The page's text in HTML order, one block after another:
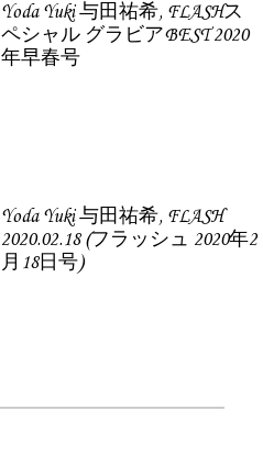
Yoda Yuki 与田祐希, FLASHス
ペシャル グラビアBEST 2020
年早春号
Yoda Yuki 与田祐希, FLASH
2020.02.18 (フラッシュ 2020年2
月18日号)